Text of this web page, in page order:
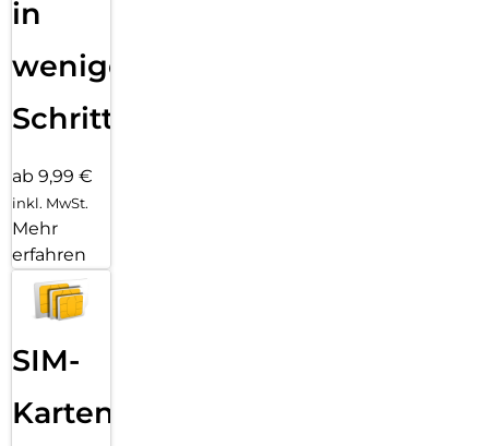
in
wenigen
Schritten
ab 9,99 €
inkl. MwSt.
Mehr
erfahren
SIM-
Karten